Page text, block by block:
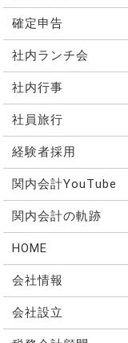
確定申告
社内ランチ会
社内行事
社員旅行
経験者採用
関内会計YouTube
関内会計の軌跡
HOME
会社情報
会社設立